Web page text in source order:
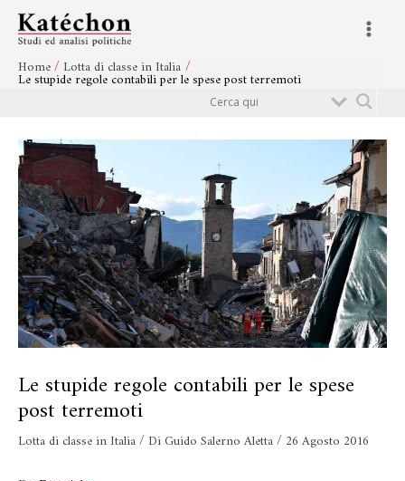
contenuto
Main
Home Lotta di classe in Italia
Le stupide regole contabili per le spese post terremoti
Le stupide regole contabili per le spese
post terremoti
Lotta di classe in Italia/ DiGuido Salerno Aletta/ 26 Agosto 2016
Navigazione
articoli